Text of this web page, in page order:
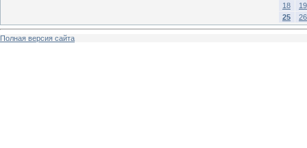
18
19
25
26
Полная версия сайта